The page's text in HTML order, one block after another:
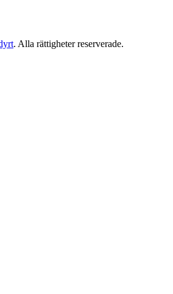
. Alla rättigheter reserverade.